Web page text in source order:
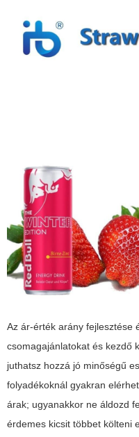
Az ár-érték arány fejlesztése
csomagajánlatokat és kezdő
juthatsz hozzá jó minőségű
folyadékoknál gyakran
árak; ugyanakkor ne áldozd
érdemes kicsit többet költeni